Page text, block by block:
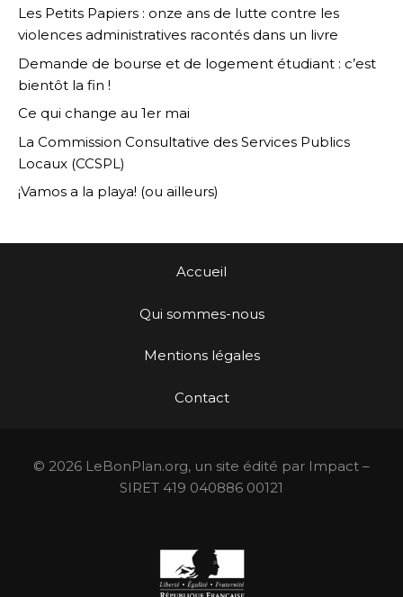
Les Petits Papiers : onze ans de lutte contre les
violences administratives racontés dans un livre
Demande de bourse et de logement étudiant : c’est
bientôt la fin !
Ce qui change au 1er mai
La Commission Consultative des Services Publics
Locaux (CCSPL)
¡Vamos a la playa! (ou ailleurs)
Accueil
Qui sommes-nous
Mentions légales
Contact
© 2026 LeBonPlan.org, un site édité par Impact –
SIRET 419 040886 00121